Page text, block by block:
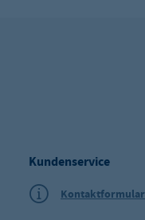
Kundenservice
Kontaktformular